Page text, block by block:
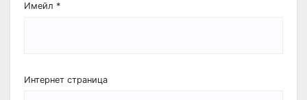
Имейл *
Интернет страница